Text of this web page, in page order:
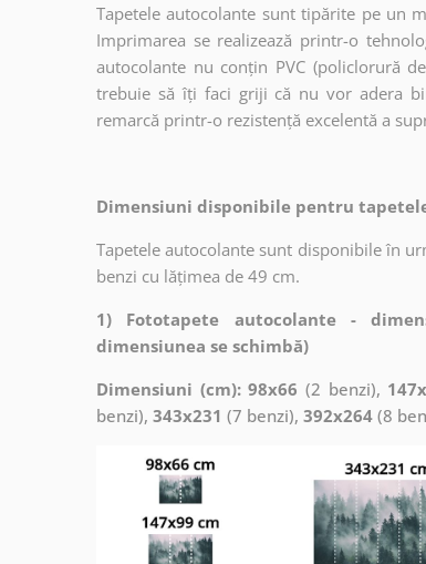
Tapetele autocolante sunt tipărite pe un
Imprimarea se realizează printr-o
autocolante nu conțin PVC (policlorură
trebuie să îți faci griji că nu vor adera
remarcă printr-o rezistență excelentă a
Dimensiuni disponibile pentru
Tapetele autocolante sunt disponibile în
benzi cu lățimea de 49 cm.
1) Fototapete autocolante -
dimensiunea se schimbă)
Dimensiuni (cm): 98x66 (2 benzi),
benzi), 343x231 (7 benzi), 392x264 (8